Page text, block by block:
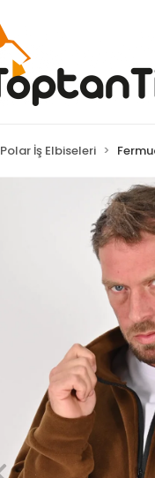
Polar İş Elbiseleri